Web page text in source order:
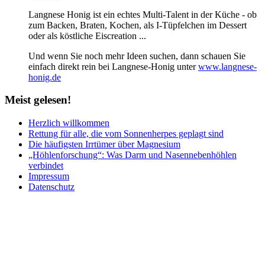
Langnese Honig ist ein echtes Multi-Talent in der Küche - ob
zum Backen, Braten, Kochen, als I-Tüpfelchen im Dessert
oder als köstliche Eiscreation ...
Und wenn Sie noch mehr Ideen suchen, dann schauen Sie
einfach direkt rein bei Langnese-Honig unterwww.langnese-
honig.de
Meistgelesen!
Herzlich willkommen
Rettung für alle, die vom Sonnenherpes geplagt sind
Die häufigsten Irrtümer über Magnesium
„Höhlenforschung“: Was Darm und Nasennebenhöhlen
verbindet
Impressum
Datenschutz